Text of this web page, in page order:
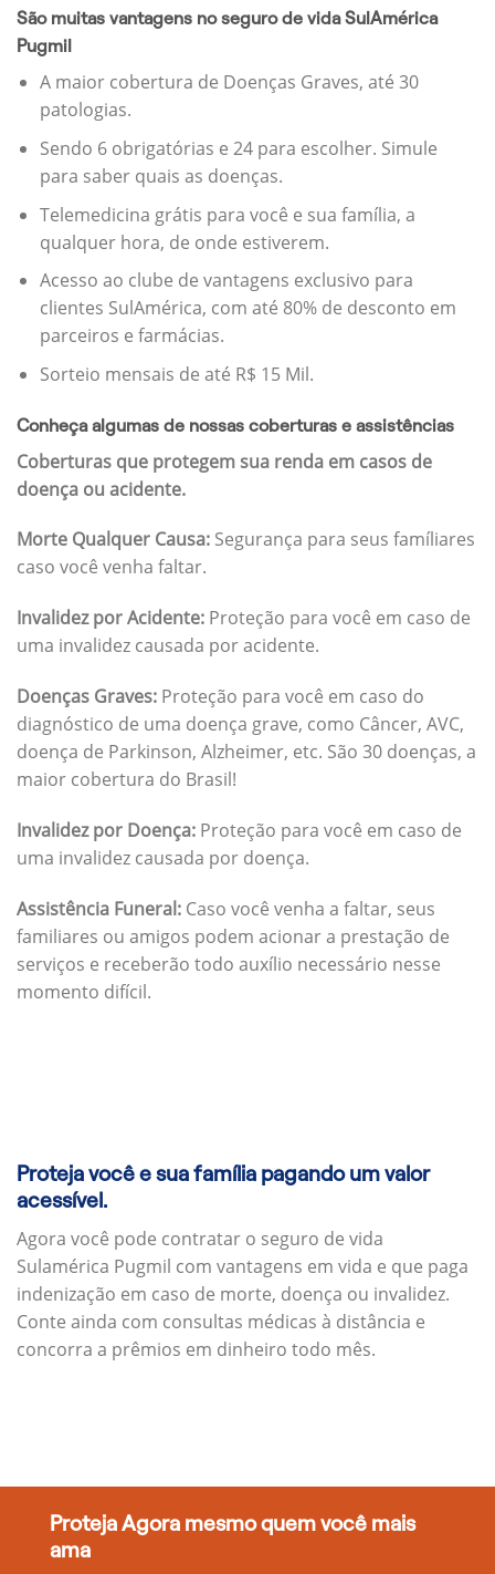
São muitas vantagens no seguro de vida SulAmérica
Pugmil
A maior cobertura de Doenças Graves, até 30
patologias.
Sendo 6 obrigatórias e 24 para escolher. Simule
para saber quais as doenças.
Telemedicina grátis para você e sua família, a
qualquer hora, de onde estiverem.
Acesso ao clube de vantagens exclusivo para
clientes SulAmérica, com até 80% de desconto em
parceiros e farmácias.
Sorteio mensais de até R$ 15 Mil.
Conheça algumas de nossas coberturas e assistências
Coberturas que protegem sua renda em casos de
doença ou acidente.
Morte Qualquer Causa: Segurança para seus famíliares
caso você venha faltar.
Invalidez por Acidente: Proteção para você em caso de
uma invalidez causada por acidente.
Doenças Graves: Proteção para você em caso do
diagnóstico de uma doença grave, como Câncer, AVC,
doença de Parkinson, Alzheimer, etc. São 30 doenças, a
maior cobertura do Brasil!
Invalidez por Doença: Proteção para você em caso de
uma invalidez causada por doença.
Assistência Funeral: Caso você venha a faltar, seus
familiares ou amigos podem acionar a prestação de
serviços e receberão todo auxílio necessário nesse
momento difícil.
Proteja você e sua família pagando um valor
acessível.
Agora você pode contratar o seguro de vida
Sulamérica Pugmil com vantagens em vida e que paga
indenização em caso de morte, doença ou invalidez.
Conte ainda com consultas médicas à distância e
concorra a prêmios em dinheiro todo mês.
Proteja Agora mesmo quem você mais
ama